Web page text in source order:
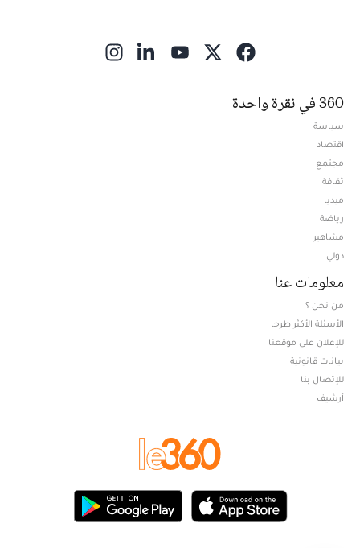
360 في نقرة واحدة
سياسة
اقتصاد
مجتمع
ثقافة
ميديا
رياضة
مشاهير
دولي
معلومات عنا
من نحن ؟
الأسئلة الأكثر طرحا
للإعلان على موقعنا
بيانات قانونية
للإتصال بنا
أرشيف